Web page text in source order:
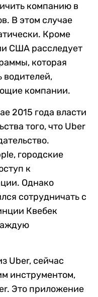
компанию в
В этом случае
Кроме
США расследует
которая
водителей,
компании.
2015 года власти
того, что Uber
городские
к
Однако
сотрудничать с
Квебек
Uber, сейчас
инструментом,
Это приложение